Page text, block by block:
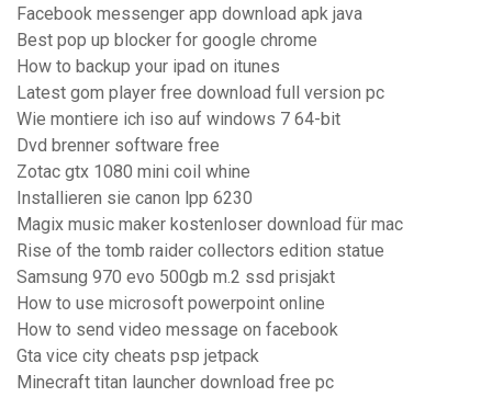
Facebook messenger app download apk java
Best pop up blocker for google chrome
How to backup your ipad on itunes
Latest gom player free download full version pc
Wie montiere ich iso auf windows 7 64-bit
Dvd brenner software free
Zotac gtx 1080 mini coil whine
Installieren sie canon lpp 6230
Magix music maker kostenloser download für mac
Rise of the tomb raider collectors edition statue
Samsung 970 evo 500gb m.2 ssd prisjakt
How to use microsoft powerpoint online
How to send video message on facebook
Gta vice city cheats psp jetpack
Minecraft titan launcher download free pc